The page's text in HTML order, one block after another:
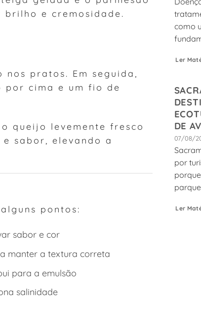
e cremosidade.
pratos. Em seguida,
cima e um fio de
queijo levemente fresco
sabor, elevando a
pontos:
sabor e cor
manter a textura correta
para a emulsão
salinidade
como
Ler
DE
07/08/
por
Ler